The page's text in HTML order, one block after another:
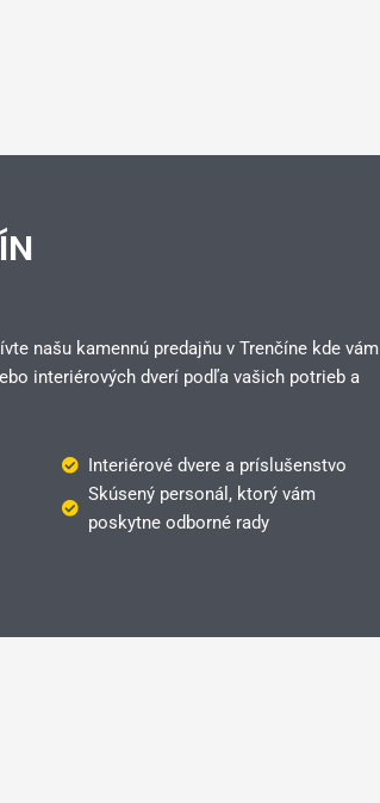
našu kamennú predajňu v Trenčíne kde vám
interiérových dverí podľa vašich potrieb a
Interiérové dvere a príslušenstvo
Skúsený personál, ktorý vám
poskytne odborné rady